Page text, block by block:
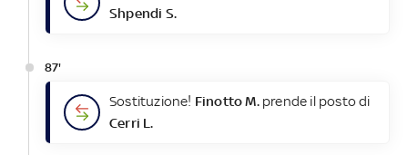
Shpendi S.
87'
Sostituzione! Finotto M.prende il posto di
Cerri L.